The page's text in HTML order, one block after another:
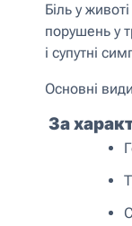
Біль у
порушень у
і супутні
Основні
За